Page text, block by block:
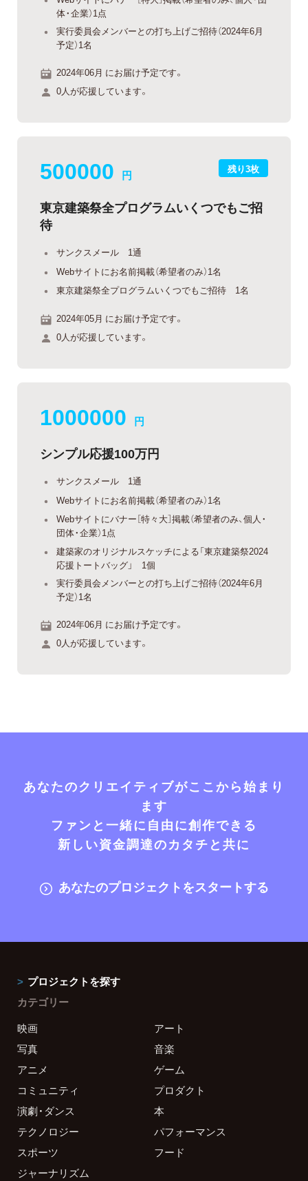
体・企業）1点
実行委員会メンバーとの打ち上げご招待（2024年6月
予定）1名
2024年06月 にお届け予定です。
0人が応援しています。
残り3枚
500000 円
東京建築祭全プログラムいくつでもご招
待
サンクスメール 1通
Webサイトにお名前掲載（希望者のみ）1名
東京建築祭全プログラムいくつでもご招待 1名
2024年05月 にお届け予定です。
0人が応援しています。
1000000 円
シンプル応援100万円
サンクスメール 1通
Webサイトにお名前掲載（希望者のみ）1名
Webサイトにバナー［特々大］掲載（希望者のみ、個人・
団体・企業）1点
建築家のオリジナルスケッチによる「東京建築祭2024
応援トートバッグ」 1個
実行委員会メンバーとの打ち上げご招待（2024年6月
予定）1名
2024年06月 にお届け予定です。
0人が応援しています。
あなたのクリエイティブがここから始まり
ます
ファンと一緒に自由に創作できる
新しい資金調達のカタチと共に
あなたのプロジェクトをスタートする
プロジェクトを探す
カテゴリー
映画
アート
写真
音楽
アニメ
ゲーム
コミュニティ
プロダクト
演劇・ダンス
本
テクノロジー
パフォーマンス
スポーツ
フード
ジャーナリズム